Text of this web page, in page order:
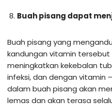
Buah pisang dapat
Buah pisang yang
kandungan vitamin
meningkatkan kekebalan
infeksi, dan dengan vitamin
dalam buah pisang akan
lemas dan akan terasa